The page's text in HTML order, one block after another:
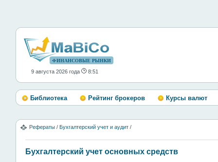
ФИНАНСОВЫЕ РЫНКИ
9 августа 2026 года 8:51
Библиотека Рейтинг брокеров Курсы валют
Рефераты / Бухгалтерский учет и аудит /
Бухгалтерский учет основных средств